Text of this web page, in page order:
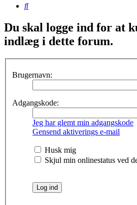
Søg
Du skal logge ind for at
indlæg i dette forum.
Brugernavn:
Adgangskode:
Jeg har glemt min adgangskode
Gensend aktiverings e-mail
Husk mig
Skjul min onlinestatus ved